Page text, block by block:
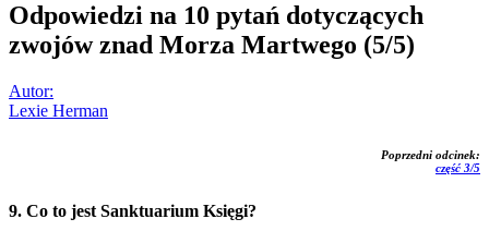
Odpowiedzi na 10 pytań dotyczących
zwojów znad Morza Martwego (5/5)
Autor:
Lexie Herman
Poprzedni odcinek:
część 3/5
9. Co to jest Sanktuarium Księgi?